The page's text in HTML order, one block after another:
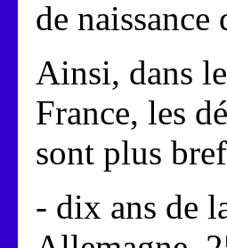
de
Ainsi, dans
France, les
sont plus
- dix ans de